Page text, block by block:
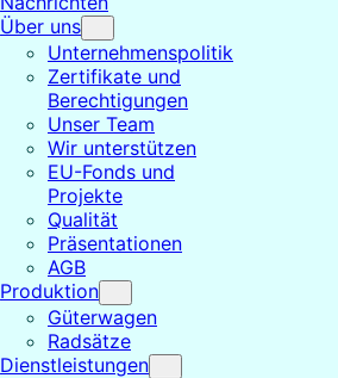
Über uns
Unternehmenspolitik
Zertifikate und
Berechtigungen
Unser Team
Wir unterstützen
EU-Fonds und
Projekte
Qualität
Präsentationen
AGB
Produktion
Güterwagen
Radsätze
Dienstleistungen